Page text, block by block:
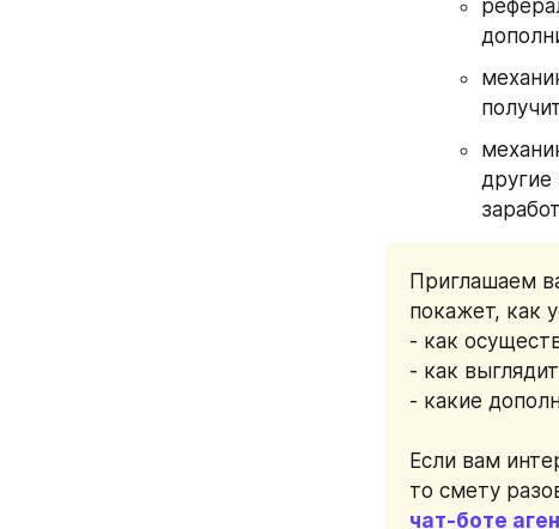
Приглашаем
покажет, как
- как
- как
- какие
Если вам
то смету
чат-боте